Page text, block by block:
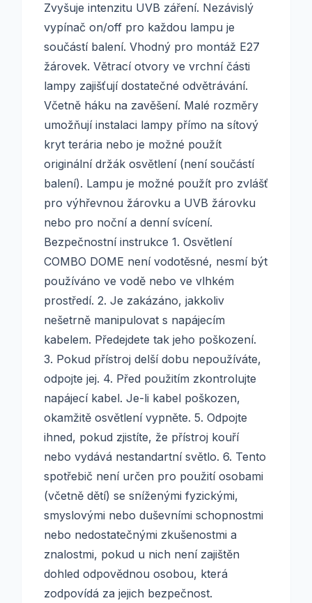
Zvyšuje intenzitu UVB záření. Nezávislý
vypínač on/off pro každou lampu je
součástí balení. Vhodný pro montáž E27
žárovek. Větrací otvory ve vrchní části
lampy zajišťují dostatečné odvětrávání.
Včetně háku na zavěšení. Malé rozměry
umožňují instalaci lampy přímo na sítový
kryt terária nebo je možné použít
originální držák osvětlení (není součástí
balení). Lampu je možné použít pro zvlášť
pro výhřevnou žárovku a UVB žárovku
nebo pro noční a denní svícení.
Bezpečnostní instrukce 1. Osvětlení
COMBO DOME není vodotěsné, nesmí být
používáno ve vodě nebo ve vlhkém
prostředí. 2. Je zakázáno, jakkoliv
nešetrně manipulovat s napájecím
kabelem. Předejdete tak jeho poškození.
3. Pokud přístroj delší dobu nepoužíváte,
odpojte jej. 4. Před použitím zkontrolujte
napájecí kabel. Je-li kabel poškozen,
okamžitě osvětlení vypněte. 5. Odpojte
ihned, pokud zjistíte, že přístroj kouří
nebo vydává nestandartní světlo. 6. Tento
spotřebič není určen pro použití osobami
(včetně dětí) se sníženými fyzickými,
smyslovými nebo duševními schopnostmi
nebo nedostatečnými zkušenostmi a
znalostmi, pokud u nich není zajištěn
dohled odpovědnou osobou, která
zodpovídá za jejich bezpečnost.